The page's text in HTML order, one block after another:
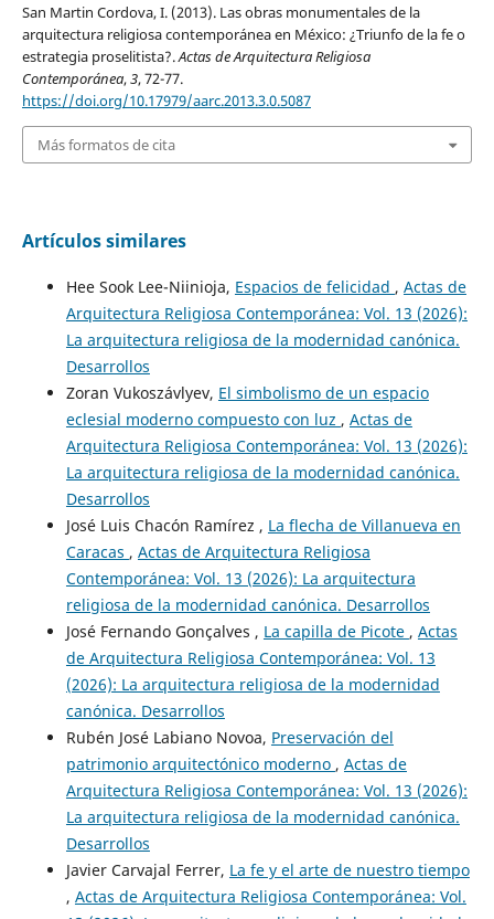
San Martin Cordova, I. (2013). Las obras monumentales de la
arquitectura religiosa contemporánea en México: ¿Triunfo de la fe o
estrategia proselitista?.Actas de Arquitectura Religiosa
Contemporánea,3, 72-77.
https://doi.org/10.17979/aarc.2013.3.0.5087
Más formatos de cita
Artículos similares
Hee Sook Lee-Niinioja, Espacios de felicidad , Actas de
Arquitectura Religiosa Contemporánea: Vol. 13 (2026):
La arquitectura religiosa de la modernidad canónica.
Desarrollos
Zoran Vukoszávlyev, El simbolismo de un espacio
eclesial moderno compuesto con luz , Actas de
Arquitectura Religiosa Contemporánea: Vol. 13 (2026):
La arquitectura religiosa de la modernidad canónica.
Desarrollos
José Luis Chacón Ramírez , La flecha de Villanueva en
Caracas , Actas de Arquitectura Religiosa
Contemporánea: Vol. 13 (2026): La arquitectura
religiosa de la modernidad canónica. Desarrollos
José Fernando Gonçalves , La capilla de Picote , Actas
de Arquitectura Religiosa Contemporánea: Vol. 13
(2026): La arquitectura religiosa de la modernidad
canónica. Desarrollos
Rubén José Labiano Novoa, Preservación del
patrimonio arquitectónico moderno , Actas de
Arquitectura Religiosa Contemporánea: Vol. 13 (2026):
La arquitectura religiosa de la modernidad canónica.
Desarrollos
Javier Carvajal Ferrer, La fe y el arte de nuestro tiempo
, Actas de Arquitectura Religiosa Contemporánea: Vol.